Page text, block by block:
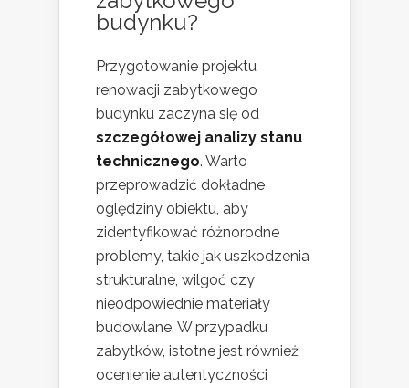
budynku?
Przygotowanie projektu
renowacji zabytkowego
budynku zaczyna się od
szczegółowej analizy stanu
technicznego. Warto
przeprowadzić dokładne
oględziny obiektu, aby
zidentyfikować różnorodne
problemy, takie jak uszkodzenia
strukturalne, wilgoć czy
nieodpowiednie materiały
budowlane. W przypadku
zabytków, istotne jest również
ocenienie autentyczności